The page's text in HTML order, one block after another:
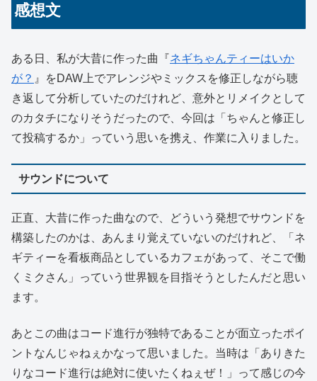
感想文
ある日、私が大昔に作った曲『ネギちゃんティーはいか
が？ 』をDAW上でアレンジやミックスを修正しながら聴
き返して分析していたのだけれど、意外とリメイクとして
のカタチになりそうだったので、今回は「ちゃんと修正し
て投稿するか」っていう思いを携え、作業に入りました。
サウンドについて
正直、大昔に作った曲なので、どういう発想でサウンドを
構築したのかは、あんまり覚えていないのだけれど、「ネ
ギティーを看板商品としているカフェがあって、そこで働
くミクさん」っていう世界観を目指そうとしたんだと思い
ます。
あとこの曲はコード進行が独特であることが面立ったポイ
ントなんじゃねぇかなって思いました。当時は「ありきた
りなコード進行は絶対に使いたくねぇぜ！」って感じの今